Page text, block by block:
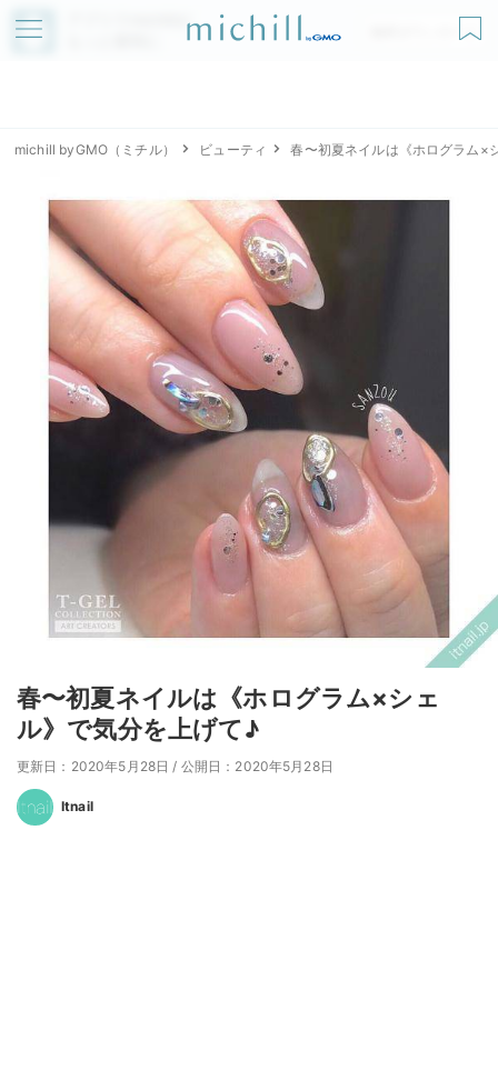
アプリでmichillが
無料ダウンロード
michill byGMO（ミチル） ビューティ 春〜初夏ネイルは《ホログラム×
春〜初夏ネイルは《ホログラム×シェ
ル》で気分を上げて♪
更新日：2020年5月28日 / 公開日：2020年5月28日
Itnail